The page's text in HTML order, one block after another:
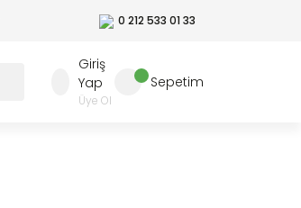
0 212 533 01 33
Giriş
Yap
Üye Ol
Sepetim